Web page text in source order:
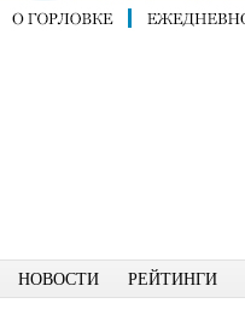
НОВОСТИ РЕЙТИНГИ